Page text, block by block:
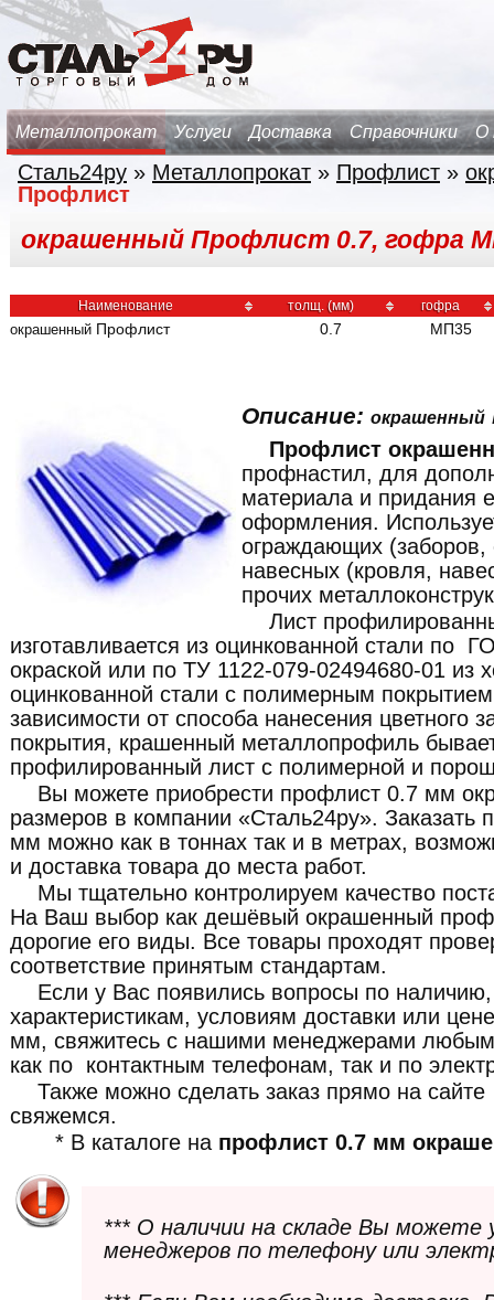
Металлопрокат Услуги Доставка Справочники О
Сталь24ру » Металлопрокат » Профлист »
Профлист
окрашенный Профлист 0.7, гофра
Наименование толщ. (мм) гофра
окрашенный Профлист 0.7 МП35
Описание: окрашенный
Профлист
профнастил, для
материала и придания
оформления.
ограждающих (заборов,
навесных (кровля,
прочих
Лист
изготавливается из оцинкованной стали по
окраской или по ТУ 1122-079-02494680-01 из
оцинкованной стали с полимерным
зависимости от способа нанесения цветного
покрытия, крашенный металлопрофиль
профилированный лист с полимерной и
Вы можете приобрести профлист 0.7 мм
размеров в компании «Сталь24ру».
мм можно как в тоннах так и в метрах,
и доставка товара до места работ.
Мы тщательно контролируем качество
На Ваш выбор как дешёвый окрашенный
дорогие его виды. Все товары проходят
соответствие принятым стандартам.
Если у Вас появились вопросы по наличию,
характеристикам, условиям доставки или
мм, свяжитесь с нашими менеджерами
как по контактным телефонам, так и по
Также можно сделать заказ прямо на
свяжемся.
* В каталоге на профлист 0.7 мм
*** О наличии на складе Вы можете
менеджеров по телефону или